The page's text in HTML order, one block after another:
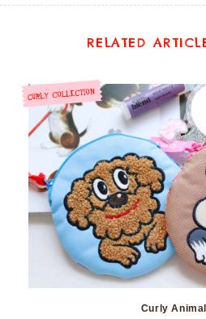
RELATED
Curly